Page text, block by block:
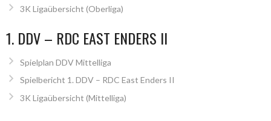
3K Ligaübersicht (Oberliga)
1. DDV – RDC EAST ENDERS II
Spielplan DDV Mittelliga
Spielbericht 1. DDV – RDC East Enders II
3K Ligaübersicht (Mittelliga)